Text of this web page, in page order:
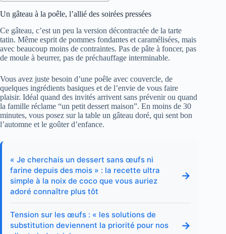
Un gâteau à la poêle, l’allié des soirées pressées
Ce gâteau, c’est un peu la version décontractée de la tarte
tatin. Même esprit de pommes fondantes et caramélisées, mais
avec beaucoup moins de contraintes. Pas de pâte à foncer, pas
de moule à beurrer, pas de préchauffage interminable.
Vous avez juste besoin d’une poêle avec couvercle, de
quelques ingrédients basiques et de l’envie de vous faire
plaisir. Idéal quand des invités arrivent sans prévenir ou quand
la famille réclame “un petit dessert maison”. En moins de 30
minutes, vous posez sur la table un gâteau doré, qui sent bon
l’automne et le goûter d’enfance.
« Je cherchais un dessert sans œufs ni
farine depuis des mois » : la recette ultra
simple à la noix de coco que vous auriez
adoré connaître plus tôt
→
Tension sur les œufs : « les solutions de
substitution deviennent la priorité pour nos
→